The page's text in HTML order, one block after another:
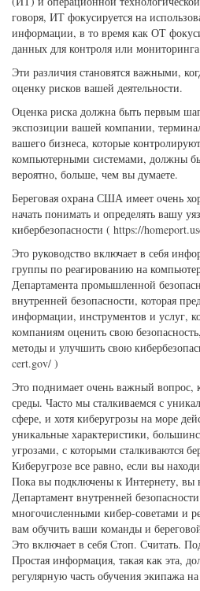
говоря, ИТ фокусируется на
информации, в то время как ОТ
данных для контроля или
Эти различия становятся важными,
оценку рисков вашей деятельности.
Оценка риска должна быть первым
экспозиции вашей компании,
вашего бизнеса, которые
компьютерными системами, должны
вероятно, больше, чем вы думаете.
Береговая охрана США имеет очень
начать понимать и определять вашу
кибербезопасности ( https://
Это руководство включает в себя
группы по реагированию на
Департамента промышленной
внутренней безопасности, которая
информации, инструментов и услуг,
компаниям оценить свою
методы и улучшить свою
cert.gov/ )
Это поднимает очень важный вопрос,
среды. Часто мы сталкиваемся с
сфере, и хотя киберугрозы на море
уникальные характеристики,
угрозами, с которыми сталкиваются
Киберугрозе все равно, если вы
Пока вы подключены к Интернету, вы
Департамент внутренней безопасности
многочисленными кибер-советами и
вам обучить ваши команды и
Это включает в себя Стоп. Считать.
Простая информация, такая как эта,
регулярную часть обучения экипажа